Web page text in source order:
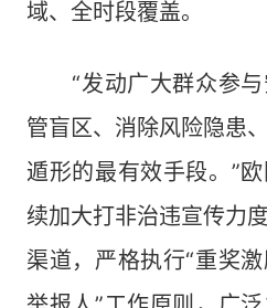
域、全时段覆盖。
“发动广大群众参与
管盲区、消除风险隐患
遁形的最有效手段。”
续加大打非治违宣传力
渠道，严格执行“重奖